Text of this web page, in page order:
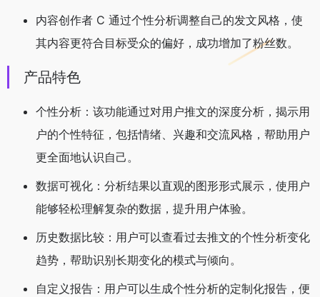
内容创作者 C 通过个性分析调整自己的发文风格，使
其内容更符合目标受众的偏好，成功增加了粉丝数。
产品特色
个性分析：该功能通过对用户推文的深度分析，揭示用
户的个性特征，包括情绪、兴趣和交流风格，帮助用户
更全面地认识自己。
数据可视化：分析结果以直观的图形形式展示，使用户
能够轻松理解复杂的数据，提升用户体验。
历史数据比较：用户可以查看过去推文的个性分析变化
趋势，帮助识别长期变化的模式与倾向。
自定义报告：用户可以生成个性分析的定制化报告，便